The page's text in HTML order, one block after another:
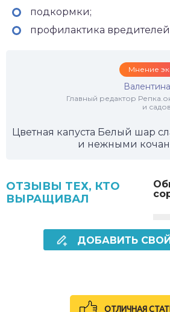
подкормки;
профилактика
Мнение
Главный редактор
и
Цветная капуста Белый шар
и нежными
ОТЗЫВЫ ТЕХ, КТО
ВЫРАЩИВАЛ
ДОБАВИТЬ
ОТЛИЧНАЯ